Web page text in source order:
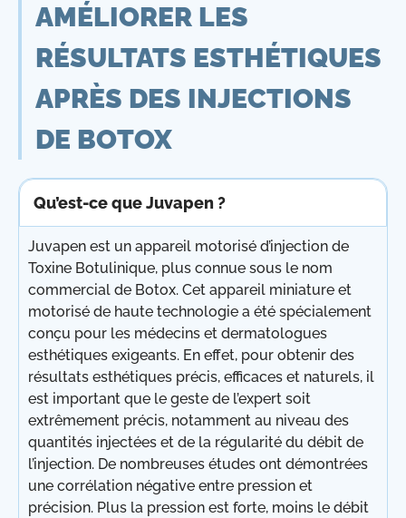
AMÉLIORER LES
RÉSULTATS ESTHÉTIQUES
APRÈS DES INJECTIONS
DE BOTOX
Qu’est-ce que Juvapen ?
Juvapen est un appareil motorisé d’injection de
Toxine Botulinique, plus connue sous le nom
commercial de Botox. Cet appareil miniature et
motorisé de haute technologie a été spécialement
conçu pour les médecins et dermatologues
esthétiques exigeants. En effet, pour obtenir des
résultats esthétiques précis, efficaces et naturels, il
est important que le geste de l’expert soit
extrêmement précis, notamment au niveau des
quantités injectées et de la régularité du débit de
l’injection. De nombreuses études ont démontrées
une corrélation négative entre pression et
précision. Plus la pression est forte, moins le débit